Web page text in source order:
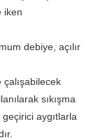
iken
debiye, açılır
sıkışma
aygıtlarla